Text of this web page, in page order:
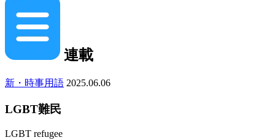
連載
新・時事用語 2025.06.06
LGBT難民
LGBT refugee